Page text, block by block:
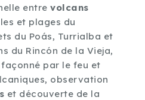
entrevolcans
et plages du
du Poás, Turrialba et
du Rincón de la Vieja,
par le feu et
observation
et découverte de la